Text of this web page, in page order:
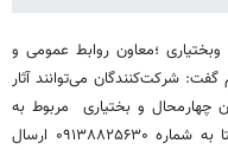
وبختیاری ؛معاون روابط عمومی و
شرکت‌کنندگان می‌توانند آثار
و بختیاری مربوط به
سال ۱۴۰۳ را تا پنجم اسفند در پیام رسان ایتا به شماره ۰۹۱۳۸۸۲۵۶۳۰ ارسال